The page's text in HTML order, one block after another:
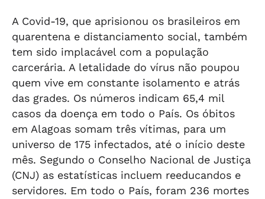
A Covid-19, que aprisionou os brasileiros em
quarentena e distanciamento social, também
tem sido implacável com a população
carcerária. A letalidade do vírus não poupou
quem vive em constante isolamento e atrás
das grades. Os números indicam 65,4 mil
casos da doença em todo o País. Os óbitos
em Alagoas somam três vítimas, para um
universo de 175 infectados, até o início deste
mês. Segundo o Conselho Nacional de Justiça
(CNJ) as estatísticas incluem reeducandos e
servidores. Em todo o País, foram 236 mortes